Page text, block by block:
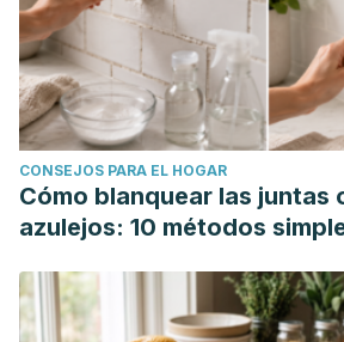
hiperglicémicos por aloxano.
de Nutrición, 68 (2): 132-140.
CONSEJOS PARA EL HOGAR
Cómo blanquear las juntas
azulejos: 10 métodos